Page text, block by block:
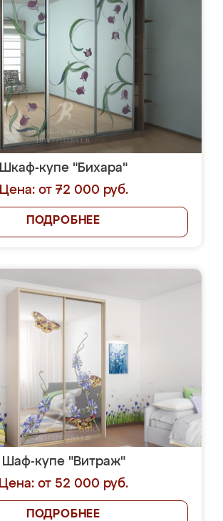
Шкаф-купе "Бихара"
Цена: от 72 000 руб.
ПОДРОБНЕЕ
Шаф-купе "Витраж"
Цена: от 52 000 руб.
ПОДРОБНЕЕ